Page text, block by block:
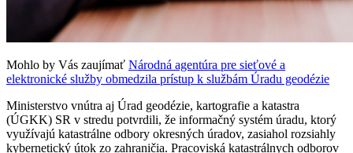
Mohlo by Vás zaujímať Národná agentúra pre sieťové a
elektronické služby obmedzila prístup k službám Úradu geodézie
Ministerstvo vnútra aj Úrad geodézie, kartografie a katastra
(ÚGKK) SR v stredu potvrdili, že informačný systém úradu, ktorý
využívajú katastrálne odbory okresných úradov, zasiahol rozsiahly
kybernetický útok zo zahraničia. Pracoviská katastrálnych odborov